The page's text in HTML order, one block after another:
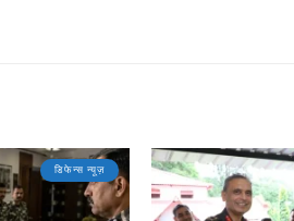
डिफेन्स न्यूज़